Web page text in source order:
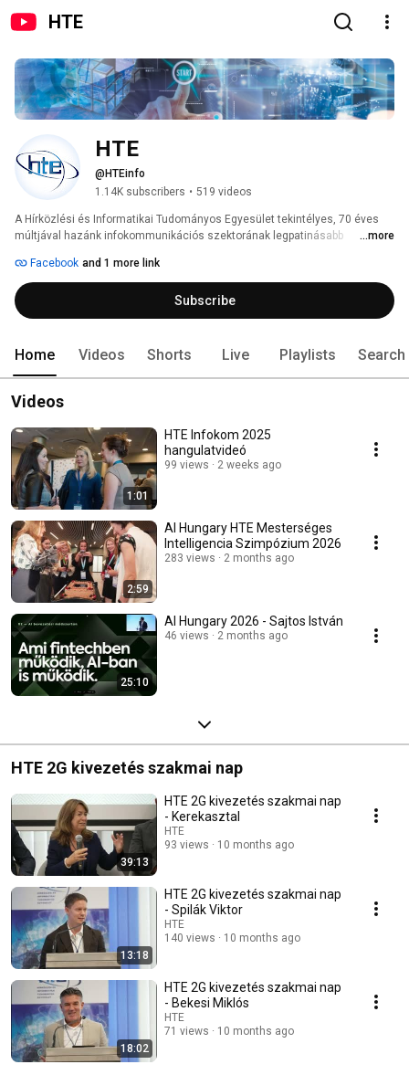
HTE
HTE
@HTEinfo
1.14K subscribers • 519 videos
A Hírközlési és Informatikai Tudományos Egyesület tekintélyes, 70 éves
múltjával hazánk infokommunikációs szektorának legpatinásabb
hagyományos postai szolgáltatásokon át, az internetig és a médiavilágig
terjed. Berkein belül több mint 20 szakmai közösség munkálkodik
meghatározott célok érdekében, a legjobb tudása szerint. A HTE amellett,
hogy kiemelt, véleményformáló szerepet tölt be a magyar
fejlődésében, hazai és nemzetközi szakmai rendezvények elismert
...more
Facebook and 1 more link
Subscribe
Home Videos Shorts Live Playlists Search
Videos
1:01
HTE Infokom 2025
hangulatvideó
99 views 2 weeks ago
2:59
AI Hungary HTE Mesterséges
Intelligencia Szimpózium 2026
283 views 2 months ago
25:10
AI Hungary 2026 - Sajtos István
46 views 2 months ago
HTE 2G kivezetés szakmai nap
39:13
HTE 2G kivezetés szakmai nap
- Kerekasztal
HTE
93 views
10 months ago
13:18
HTE 2G kivezetés szakmai nap
- Spilák Viktor
HTE
140 views
10 months ago
18:02
HTE 2G kivezetés szakmai nap
- Bekesi Miklós
HTE
71 views
10 months ago